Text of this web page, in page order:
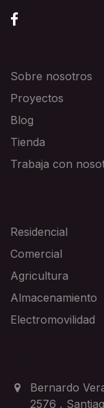
Sobre nosotros
Proyectos
Blog
Tienda
Trabaja con
Residencial
Comercial
Agricultura
Almacenamiento
Electromovilidad
Bernardo
2576 ,